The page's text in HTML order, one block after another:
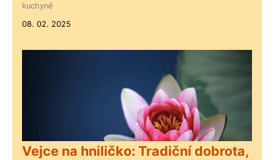
kuchyně
08. 02. 2025
Vejce na hniličko: Tradiční dobrota,